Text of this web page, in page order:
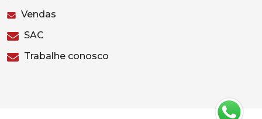
Vendas
SAC
Trabalhe conosco